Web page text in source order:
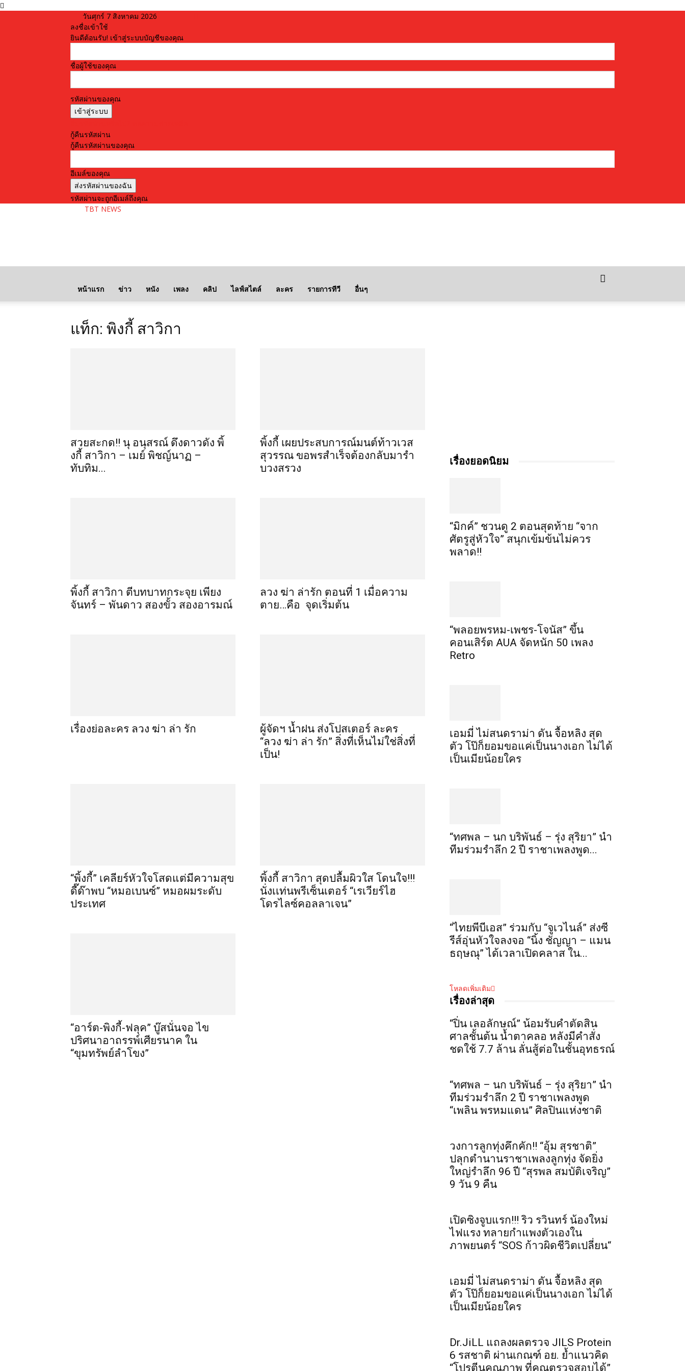
วันศุกร์ 7 สิงหาคม 2026
ลงชื่อเข้าใช้
ยินดีต้อนรับ! เข้าสู่ระบบบัญชีของคุณ
ชื่อผู้ใช้ของคุณ
รหัสผ่านของคุณ
กู้คืนรหัสผ่าน
กู้คืนรหัสผ่านของคุณ
อีเมล์ของคุณ
รหัสผ่านจะถูกอีเมล์ถึงคุณ
TBT NEWS
หน้าแรก ข่าว หนัง เพลง คลิป ไลฟ์สไตล์ ละคร รายการทีวี อื่นๆ
แท็ก: พิงกี้ สาวิกา
สวยสะกด!! นุ อนุสรณ์ ดึงดาวดัง พิ้
งกี้ สาวิกา – เมย์ พิชญ์นาฏ –
ทับทิม...
พิ้งกี้ เผยประสบการณ์มนต์ท้าวเวส
สุวรรณ ขอพรสำเร็จต้องกลับมารำ
บวงสรวง
พิ้งกี้ สาวิกา ตีบทบาทกระจุย เพียง
จันทร์ – พันดาว สองขั้ว สองอารมณ์
ลวง ฆ่า ล่ารัก ตอนที่ 1 เมื่อความ
ตาย…คือ จุดเริ่มต้น
เรื่องย่อละคร ลวง ฆ่า ล่า รัก
ผู้จัดฯ น้ำฝน ส่งโปสเตอร์ ละคร
“ลวง ฆ่า ล่า รัก” สิ่งที่เห็นไม่ใช่สิ่งที่
เป็น!
“พิ้งกี้” เคลียร์หัวใจโสดแต่มีความสุข
ดี๊ด๊าพบ “หมอเบนซ์” หมอผมระดับ
ประเทศ
พิ้งกี้ สาวิกา สุดปลื้มผิวใส โดนใจ!!!
นั่งเเท่นพรีเซ็นเตอร์ “เรเวียร์ไฮ
โดรไลซ์คอลลาเจน”
“อาร์ต-พิงกี้-ฟลุค” บู๊สนั่นจอ ไข
ปริศนาอาถรรพ์เศียรนาค ใน
“ขุมทรัพย์ลำโขง”
เรื่องยอดนิยม
“มิกค์” ชวนดู 2 ตอนสุดท้าย “จาก
ศัตรูสู่หัวใจ” สนุกเข้มข้นไม่ควร
พลาด!!
“พลอยพรหม-เพชร-โจนัส” ขึ้น
คอนเสิร์ต AUA จัดหนัก 50 เพลง
Retro
เอมมี่ ไม่สนดราม่า ดัน จื้อหลิง สุด
ตัว โป๊ก็ยอมขอแค่เป็นนางเอก ไม่ได้
เป็นเมียน้อยใคร
“ทศพล – นก บริพันธ์ – รุ่ง สุริยา” นำ
ทีมร่วมรำลึก 2 ปี ราชาเพลงพูด...
“ไทยพีบีเอส” ร่วมกับ “จูเวไนล์” ส่งซี
รีส์อุ่นหัวใจลงจอ “นิ้ง ชัญญา – แมน
ธฤษณุ” ได้เวลาเปิดคลาส ใน...
โหลดเพิ่มเติม
เรื่องล่าสุด
“ปิ่น เลอลักษณ์” น้อมรับคำตัดสิน
ศาลชั้นต้น น้ำตาคลอ หลังมีคำสั่ง
ชดใช้ 7.7 ล้าน ลั่นสู้ต่อในชั้นอุทธรณ์
“ทศพล – นก บริพันธ์ – รุ่ง สุริยา” นำ
ทีมร่วมรำลึก 2 ปี ราชาเพลงพูด
“เพลิน พรหมแดน” ศิลปินแห่งชาติ
วงการลูกทุ่งคึกคัก!! “อุ้ม สุรชาติ”
ปลุกตำนานราชาเพลงลูกทุ่ง จัดยิ่ง
ใหญ่รำลึก 96 ปี “สุรพล สมบัติเจริญ”
9 วัน 9 คืน
เปิดซิงจูบแรก!!! ริว รวินทร์ น้องใหม่
ไฟแรง ทลายกำแพงตัวเองใน
ภาพยนตร์ “SOS ก้าวผิดชีวิตเปลี่ยน“
เอมมี่ ไม่สนดราม่า ดัน จื้อหลิง สุด
ตัว โป๊ก็ยอมขอแค่เป็นนางเอก ไม่ได้
เป็นเมียน้อยใคร
Dr.JiLL แถลงผลตรวจ JILS Protein
6 รสชาติ ผ่านเกณฑ์ อย. ย้ำแนวคิด
“โปรตีนคุณภาพ ที่คุณตรวจสอบได้”